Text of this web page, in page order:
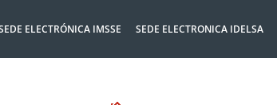
ELECTRÓNICA IMSSE SEDE ELECTRONICA IDELSA